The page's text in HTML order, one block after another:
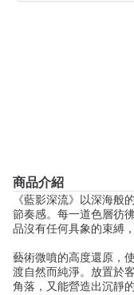
商品介紹
《藍影深流》以深海
節奏感。每一道色層彷
品沒有任何具象的束縛
藝術微噴的高度還原，
渡自然而純淨。放置於
角落，又能營造出沉靜